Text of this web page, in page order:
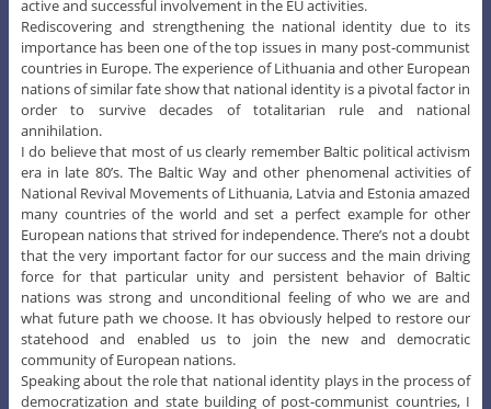
active and successful involvement in the EU activities.
Rediscovering and strengthening the national identity due to its
importance has been one of the top issues in many post-communist
countries in Europe. The experience of Lithuania and other European
nations of similar fate show that national identity is a pivotal factor in
order to survive decades of totalitarian rule and national
annihilation.
I do believe that most of us clearly remember Baltic political activism
era in late 80’s. The Baltic Way and other phenomenal activities of
National Revival Movements of Lithuania, Latvia and Estonia amazed
many countries of the world and set a perfect example for other
European nations that strived for independence. There’s not a doubt
that the very important factor for our success and the main driving
force for that particular unity and persistent behavior of Baltic
nations was strong and unconditional feeling of who we are and
what future path we choose. It has obviously helped to restore our
statehood and enabled us to join the new and democratic
community of European nations.
Speaking about the role that national identity plays in the process of
democratization and state building of post-communist countries, I